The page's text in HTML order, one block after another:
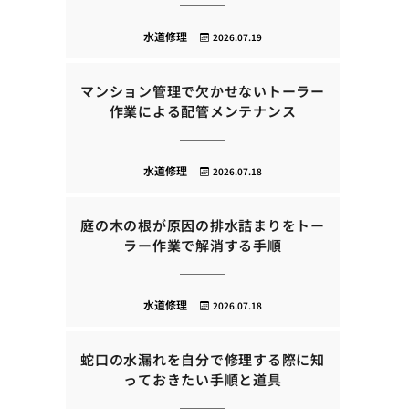
2026.07.19
水道修理
マンション管理で欠かせないトーラー
作業による配管メンテナンス
2026.07.18
水道修理
庭の木の根が原因の排水詰まりをトー
ラー作業で解消する手順
2026.07.18
水道修理
蛇口の水漏れを自分で修理する際に知
っておきたい手順と道具